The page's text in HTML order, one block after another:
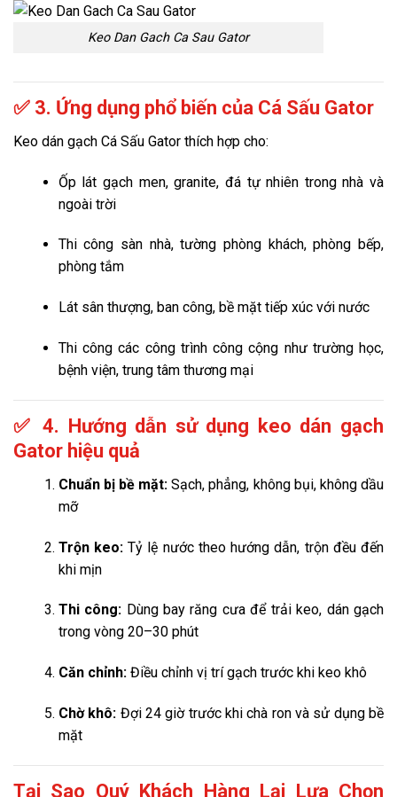
Keo Dan Gach Ca Sau Gator
✅ 3. Ứng dụng phổ biến của Cá Sấu Gator
Keo dán gạch Cá Sấu Gator thích hợp cho:
Ốp lát gạch men, granite, đá tự nhiên trong nhà và
ngoài trời
Thi công sàn nhà, tường phòng khách, phòng bếp,
phòng tắm
Lát sân thượng, ban công, bề mặt tiếp xúc với nước
Thi công các công trình công cộng như trường học,
bệnh viện, trung tâm thương mại
✅ 4. Hướng dẫn sử dụng keo dán gạch
Gator hiệu quả
Chuẩn bị bề mặt: Sạch, phẳng, không bụi, không dầu
mỡ
Trộn keo: Tỷ lệ nước theo hướng dẫn, trộn đều đến
khi mịn
Thi công: Dùng bay răng cưa để trải keo, dán gạch
trong vòng 20–30 phút
Căn chỉnh:Điều chỉnh vị trí gạch trước khi keo khô
Chờ khô: Đợi 24 giờ trước khi chà ron và sử dụng bề
mặt
Tại Sao Quý Khách Hàng Lại Lựa Chọn